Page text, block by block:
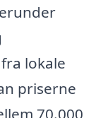
lokale
priserne
70.000